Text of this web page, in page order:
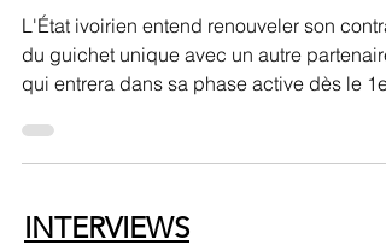
commerce extéri
L'État ivoirien entend renouveler son contrat
du guichet unique avec un autre partenaire
qui entrera dans sa phase active dès le 1er